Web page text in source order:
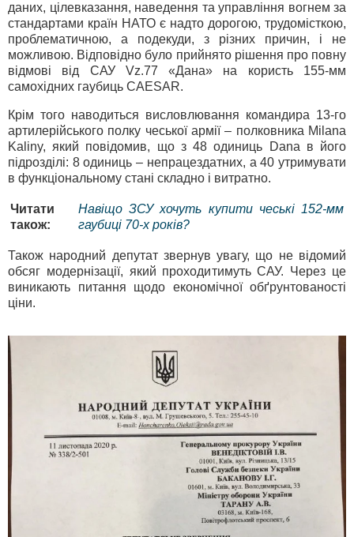
даних, цілевказання, наведення та управління вогнем за
стандартами країн НАТО є надто дорогою, трудомісткою,
проблематичною, а подекуди, з різних причин, і не
можливою. Відповідно було прийнято рішення про повну
відмові від САУ Vz.77 «Дана» на користь 155-мм
самохідних гаубиць CAESAR.
Крім того наводиться висловлювання командира 13-го
артилерійського полку чеської армії – полковника Milana
Kaliny, який повідомив, що з 48 одиниць Dana в його
підрозділі: 8 одиниць – непрацездатних, а 40 утримувати
в функціональному стані складно і витратно.
Читати
також:
Навіщо ЗСУ хочуть купити чеські 152-мм
гаубиці 70-х років?
Також народний депутат звернув увагу, що не відомий
обсяг модернізації, який проходитимуть САУ. Через це
виникають питання щодо економічної обґрунтованості
ціни.